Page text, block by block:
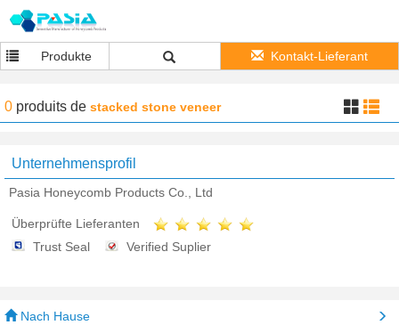
Produkte Kontakt-Lieferant
0 produits de stacked stone veneer
Unternehmensprofil
Pasia Honeycomb Products Co., Ltd
Überprüfte Lieferanten
Trust Seal
Verified Suplier
Nach Hause